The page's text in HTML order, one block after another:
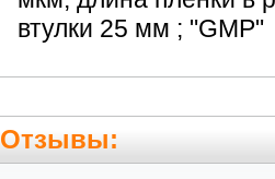
втулки 25 мм ; "GMP"
Отзывы: